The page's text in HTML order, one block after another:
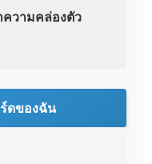
วามคล่องตัว
ดของฉัน